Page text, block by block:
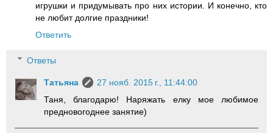
игрушки и придумывать про них истории. И конечно, кто
не любит долгие праздники!
Ответить
Ответы
Татьяна
27 нояб. 2015 г., 11:44:00
Таня, благодарю! Наряжать елку мое любимое
предновогоднее занятие)